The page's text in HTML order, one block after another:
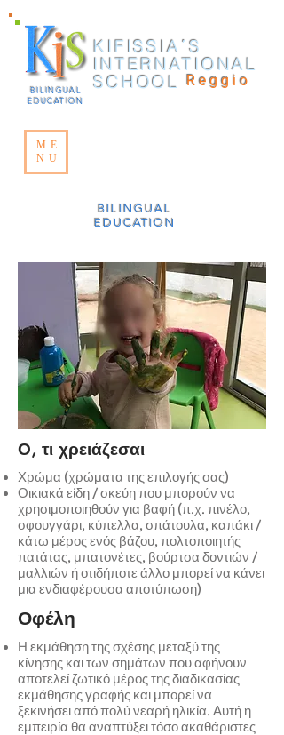
KIFISSIA΄S
INTERNATIONAL
SCHOOL Reggio
BILINGUAL
EDUCATION
BILINGUAL
EDUCATION
ME
NU
Ο, τι χρειάζεσαι
Χρώμα (χρώματα της επιλογής σας)
Οικιακά είδη / σκεύη που μπορούν να
χρησιμοποιηθούν για βαφή (π.χ. πινέλο,
σφουγγάρι, κύπελλα, σπάτουλα, καπάκι /
κάτω μέρος ενός βάζου, πολτοποιητής
πατάτας, μπατονέτες, βούρτσα δοντιών /
μαλλιών ή οτιδήποτε άλλο μπορεί να κάνει
μια ενδιαφέρουσα αποτύπωση)
Οφέλη
Η εκμάθηση της σχέσης μεταξύ της
κίνησης και των σημάτων που αφήνουν
αποτελεί ζωτικό μέρος της διαδικασίας
εκμάθησης γραφής και μπορεί να
ξεκινήσει από πολύ νεαρή ηλικία. Αυτή η
εμπειρία θα αναπτύξει τόσο ακαθάριστες